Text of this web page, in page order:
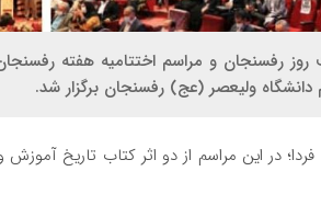
رفسنجان و مراسم اختتامیه هفته
دانشگاه ولیعصر (عج) رفسنجان برگزار شد.
در این مراسم از دو اثر کتاب تاریخ